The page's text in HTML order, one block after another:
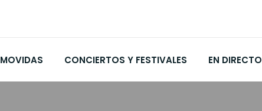
MOVIDAS CONCIERTOS Y FESTIVALES EN DIRECTO